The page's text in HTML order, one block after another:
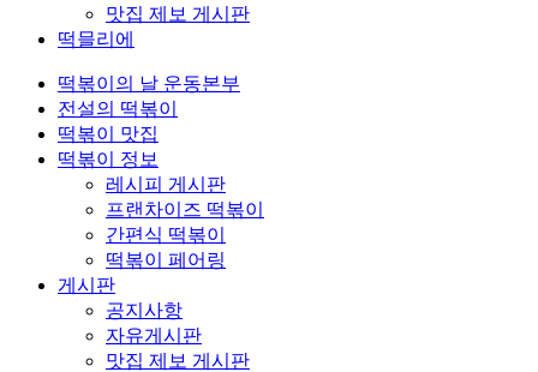
맛집 제보 게시판
떡믈리에
떡볶이의 날 운동본부
전설의 떡볶이
떡볶이 맛집
떡볶이 정보
레시피 게시판
프랜차이즈 떡볶이
간편식 떡볶이
떡볶이 페어링
게시판
공지사항
자유게시판
맛집 제보 게시판